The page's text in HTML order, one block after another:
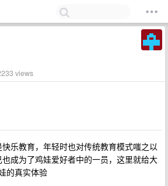
views
乐教育，年轻时也对传统教育模式嗤之以
成为了鸡娃爱好者中的一员，这里就给大
的真实体验